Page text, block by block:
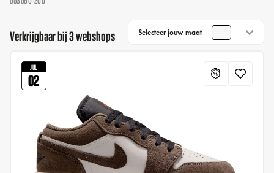
Verkrijgbaar bij 3 webshops Selecteer jouw maat
JUL
02